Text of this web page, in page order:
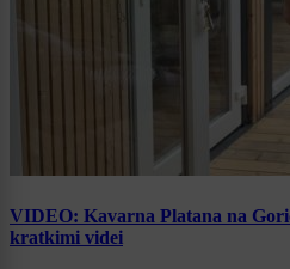
VIDEO: Kavarna Platana na
kratkimi videi